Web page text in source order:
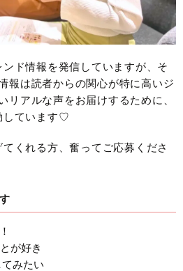
ド情報を発信していますが、そ
報は読者からの関心が特に高いジ
リアルな声をお届けするために、
しています♡
くれる方、奮ってご応募くださ
が好き
みたい